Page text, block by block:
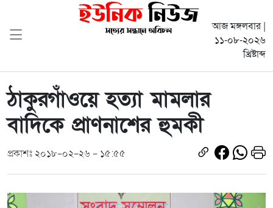
আজ মঙ্গলবার |
১১-০৮-২০২৬
খ্রিষ্টাব্দ
ঠাকুরগাঁওয়ে হত্যা মামলার
বাদিকে প্রাণনাশের হুমকী
প্রকাশঃ ২০১৮-০২-২৬ - ১৫:৫৫